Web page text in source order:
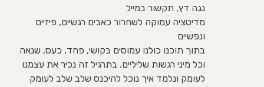
נגה דץ, תקשור במייל
מדיטציה עמוקה לשחרור כאבים רגשיים, פיזיים
ונפשיים
בתוך תוכנו כולנו עמוסים בקושי, פחד, כעס, שנאה
וכל מיני רגשות שליליים. בתרגיל זה נכיר את עצמנו
לעומק ונלמד איך נוכל להיכנס שלב שלב לעומק